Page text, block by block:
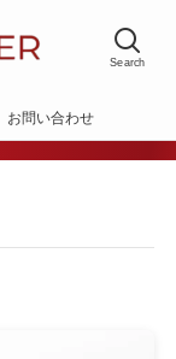
Search
お問い合わせ